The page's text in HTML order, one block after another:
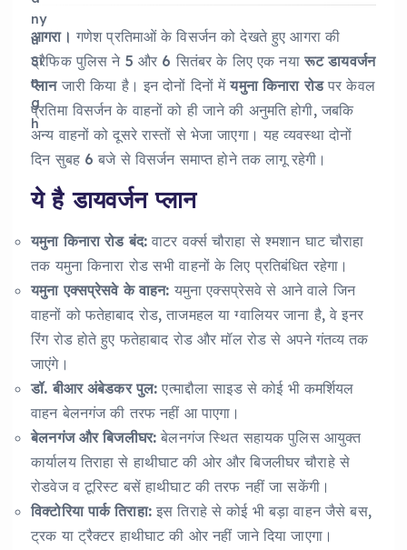
आगरा। गणेश प्रतिमाओं के विसर्जन को देखते हुए आगरा की
ट्रैफिक पुलिस ने 5 और 6 सितंबर के लिए एक नयारूट डायवर्जन
प्लानजारी किया है। इन दोनों दिनों मेंयमुना किनारा रोडपर केवल
प्रतिमा विसर्जन के वाहनों को ही जाने की अनुमति होगी, जबकि
अन्य वाहनों को दूसरे रास्तों से भेजा जाएगा। यह व्यवस्था दोनों
दिन सुबह 6 बजे से विसर्जन समाप्त होने तक लागू रहेगी।
ये है डायवर्जन प्लान
यमुना किनारा रोड बंद: वाटर वर्क्स चौराहा से श्मशान घाट चौराहा
तक यमुना किनारा रोड सभी वाहनों के लिए प्रतिबंधित रहेगा।
यमुना एक्सप्रेसवे के वाहन: यमुना एक्सप्रेसवे से आने वाले जिन
वाहनों को फतेहाबाद रोड, ताजमहल या ग्वालियर जाना है, वे इनर
रिंग रोड होते हुए फतेहाबाद रोड और मॉल रोड से अपने गंतव्य तक
जाएंगे।
डॉ. बीआर अंबेडकर पुल: एत्माद्दौला साइड से कोई भी कमर्शियल
वाहन बेलनगंज की तरफ नहीं आ पाएगा।
बेलनगंज और बिजलीघर: बेलनगंज स्थित सहायक पुलिस आयुक्त
कार्यालय तिराहा से हाथीघाट की ओर और बिजलीघर चौराहे से
रोडवेज व टूरिस्ट बसें हाथीघाट की तरफ नहीं जा सकेंगी।
विक्टोरिया पार्क तिराहा:इस तिराहे से कोई भी बड़ा वाहन जैसे बस,
ट्रक या ट्रैक्टर हाथीघाट की ओर नहीं जाने दिया जाएगा।